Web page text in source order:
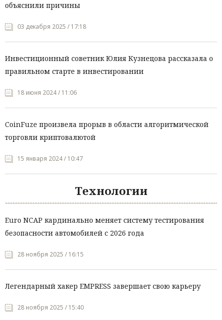
объяснили причины
03 декабря 2025 / 17:18
Инвестиционный советник Юлия Кузнецова рассказала о
правильном старте в инвестировании
18 июня 2024 / 11:06
CoinFuze произвела прорыв в области алгоритмической
торговли криптовалютой
15 января 2024 / 10:47
Технологии
Euro NCAP кардинально меняет систему тестирования
безопасности автомобилей с 2026 года
28 ноября 2025 / 16:15
Легендарный хакер EMPRESS завершает свою карьеру
28 ноября 2025 / 15:40